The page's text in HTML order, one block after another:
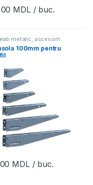
MDL/ buc.
metalic, accesorii
100mm pentru
MDL/ buc.